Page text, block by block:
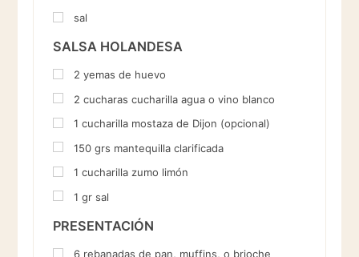
sal
SALSA HOLANDESA
2 yemas de huevo
2 cucharas cucharilla agua o vino blanco
1 cucharilla mostaza de Dijon (opcional)
150 grs mantequilla clarificada
1 cucharilla zumo limón
1 gr sal
PRESENTACIÓN
6 rebanadas de pan, muffins, o brioche